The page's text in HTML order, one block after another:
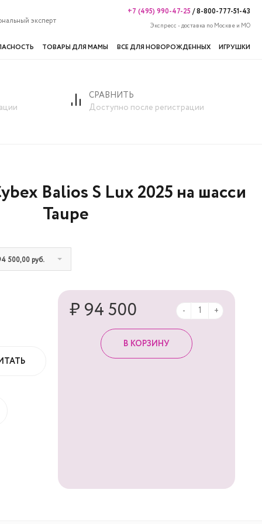
эксперт
+7 (495) 990-47-25/8-800-777-51-43
Экспресс - доставка по Москве и МО
ТОВАРЫ ДЛЯ МАМЫ ВСЕ ДЛЯ НОВОРОЖДЕННЫХ ИГРУШКИ
СРАВНИТЬ
Доступно после регистрации
Balios S Lux 2025 на шасси
Taupe
500,00 руб.
₽ 94 500 - +